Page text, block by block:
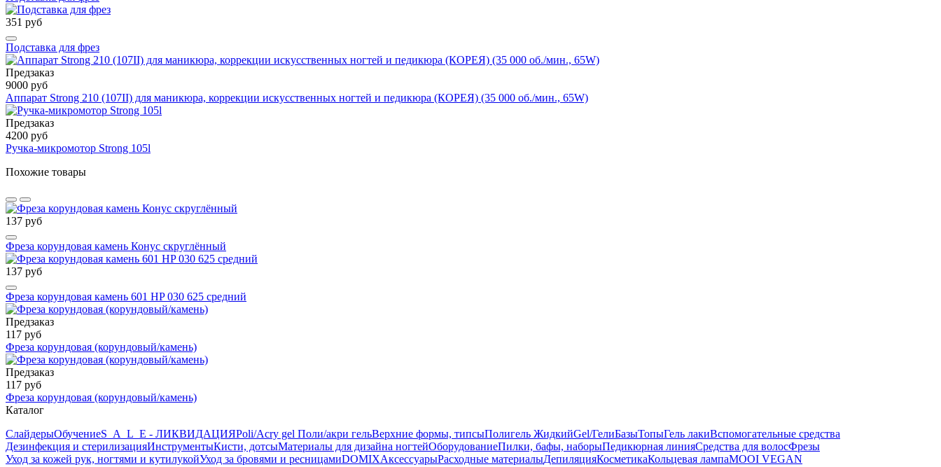
351 руб
Подставка для фрез
Предзаказ
9000 руб
Аппарат Strong 210 (107II) для маникюра, коррекции искусственных ногтей и педикюра (КОРЕЯ) (35 000 об./мин., 65W)
Предзаказ
4200 руб
Ручка-микромотор Strong 105l
Похожие товары
137 руб
Фреза корундовая камень Конус скруглённый
137 руб
Фреза корундовая камень 601 HP 030 625 средний
Предзаказ
117 руб
Фреза корундовая (корундовый/камень)
Предзаказ
117 руб
Фреза корундовая (корундовый/камень)
Каталог
СлайдерыОбучениеS_A_L_E - ЛИКВИДАЦИЯPoli/Acry gel Поли/акри гельВерхние формы, типсыПолигель ЖидкийGel/ГелиБазыТопыГель лакиВспомогательные средства
Дезинфекция и стерилизацияИнструментыКисти, дотсыМатериалы для дизайна ногтейОборудованиеПилки, бафы, наборыПедикюрная линияСредства для волосФрезы
Уход за кожей рук, ногтями и кутилукойУход за бровями и ресницамиDOMIXАксессуарыРасходные материалыДепиляцияКосметикаКольцевая лампаMOOI VEGAN